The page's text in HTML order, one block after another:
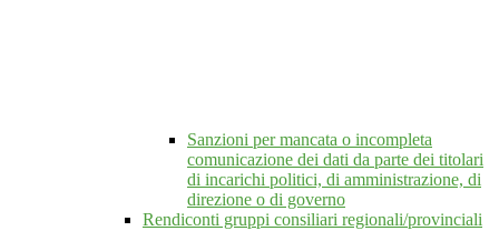
Sanzioni per mancata o incompleta
comunicazione dei dati da parte dei titolari
di incarichi politici, di amministrazione, di
direzione o di governo
Rendiconti gruppi consiliari regionali/provinciali